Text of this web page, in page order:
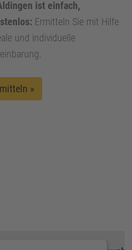
ist einfach,
Ermitteln Sie mit Hilfe
und individuelle
»